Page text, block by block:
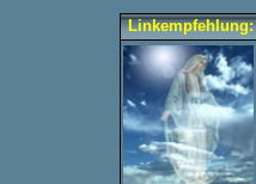
Linkempfehlung: